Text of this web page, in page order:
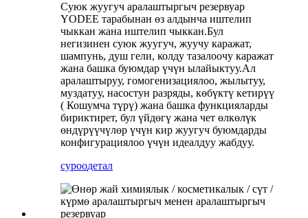
Суюк жуугуч аралаштыргыч резервуар
YODEE тарабынан өз алдынча иштелип
чыккан жана иштелип чыккан.Бул
негизинен суюк жуугуч, жуучу каражат,
шампунь, душ гели, колду тазалоочу каражат
жана башка буюмдар үчүн ылайыктуу.Ал
аралаштыруу, гомогенизациялоо, жылытуу,
муздатуу, насостун разряды, көбүктү кетирүү
( Кошумча түрү) жана башка функцияларды
бириктирет, бул үйдөгү жана чет өлкөлүк
өндүрүүчүлөр үчүн кир жуугуч буюмдарды
конфигурациялоо үчүн идеалдуу жабдуу.
суроодетал